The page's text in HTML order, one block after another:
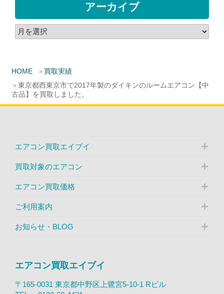
HOME
買取実績
東京都西東京市で2017年製のダイキンのルームエアコン【中
古品】を買取しました。
アーカイブ
エアコン買取エイブイ
買取対象のエアコン
エアコン買取価格
ご利用案内
お知らせ・BLOG
エアコン買取エイブイ
〒165-0031 東京都中野区上鷺宮5-10-1 Rビル